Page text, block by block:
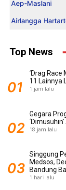
Aep-Maslani
Airlangga
Top News
‘Drag Race
11 Lainnya
1 jam lalu
Gegara
18 jam lalu
Singgung
Medsos,
Bandung
1 hari lalu